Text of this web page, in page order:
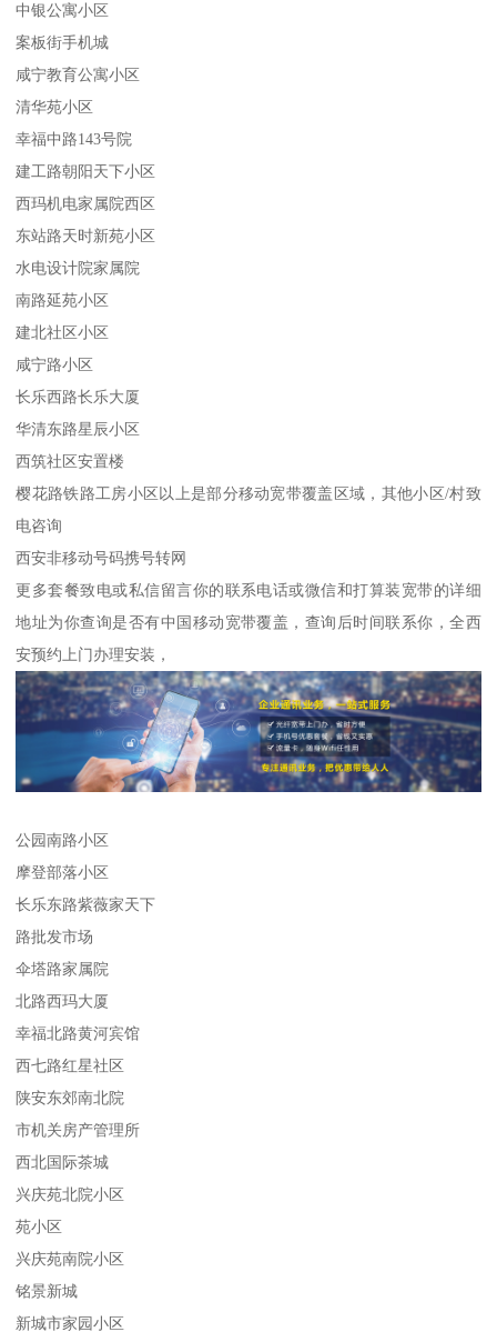
中银公寓小区
案板街手机城
咸宁教育公寓小区
清华苑小区
幸福中路143号院
建工路朝阳天下小区
西玛机电家属院西区
东站路天时新苑小区
水电设计院家属院
南路延苑小区
建北社区小区
咸宁路小区
长乐西路长乐大厦
华清东路星辰小区
西筑社区安置楼
樱花路铁路工房小区以上是部分移动宽带覆盖区域，其他小区/村致
电咨询
西安非移动号码携号转网
更多套餐致电或私信留言你的联系电话或微信和打算装宽带的详细
地址为你查询是否有中国移动宽带覆盖，查询后时间联系你，全西
安预约上门办理安装，
公园南路小区
摩登部落小区
长乐东路紫薇家天下
路批发市场
伞塔路家属院
北路西玛大厦
幸福北路黄河宾馆
西七路红星社区
陕安东郊南北院
市机关房产管理所
西北国际茶城
兴庆苑北院小区
苑小区
兴庆苑南院小区
铭景新城
新城市家园小区